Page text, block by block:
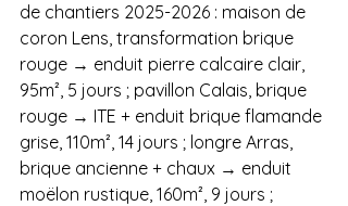
de chantiers 2025-2026 : maison de
coron Lens, transformation brique
rouge → enduit pierre calcaire clair,
95m², 5 jours ; pavillon Calais, brique
rouge → ITE + enduit brique flamande
grise, 110m², 14 jours ; longre Arras,
brique ancienne + chaux → enduit
moëlon rustique, 160m², 9 jours ;